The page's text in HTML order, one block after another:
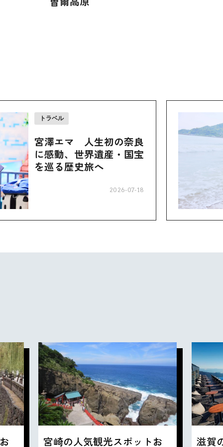
トラベル
宮澤エマ 人生初の奈良
に感動、世界遺産・国宝
を巡る歴史旅へ
2026-07-18
宮崎の人気観光スポットお
滋賀